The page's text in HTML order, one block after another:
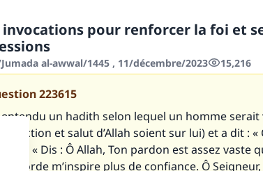
invocations pour renforcer la foi et
al-awwal/1445 , 11/décembre/2023 15,216
223615
entendu un hadith selon lequel un homme
et salut d’Allah soient sur lui) et a dit :
a dit : « Dis : Ô Allah, Ton pardon est assez vaste
m’inspire plus de confiance. Ô